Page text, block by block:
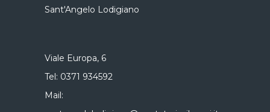
Sant'Angelo Lodigiano
Viale Europa, 6
Tel: 0371 934592
Mail: